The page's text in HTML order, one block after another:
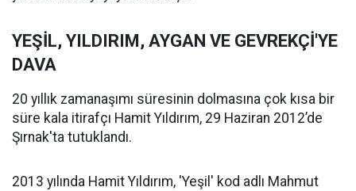
YEŞİL, YILDIRIM, AYGAN VE GEVREKÇİ'YE
DAVA
20 yıllık zamanaşımı süresinin dolmasına çok kısa bir
süre kala itirafçı Hamit Yıldırım, 29 Haziran 2012’de
Şırnak'ta tutuklandı.
2013 yılında Hamit Yıldırım, 'Yeşil' kod adlı Mahmut